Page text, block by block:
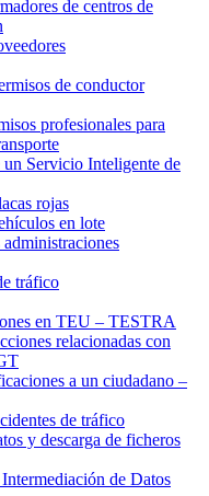
de centros de
de conductor
profesionales para
Servicio Inteligente de
rojas
en lote
tráfico
en TEU – TESTRA
relacionadas con
a un ciudadano –
de tráfico
y descarga de ficheros
de Datos